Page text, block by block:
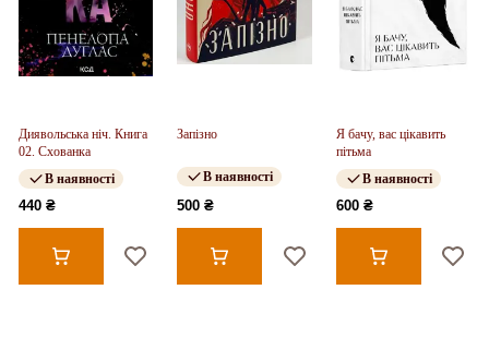
Диявольська ніч. Книга
02. Схованка
В наявності
440 ₴
Запізно
В наявності
500 ₴
Я бачу, вас цікавить
пітьма
В наявності
600 ₴